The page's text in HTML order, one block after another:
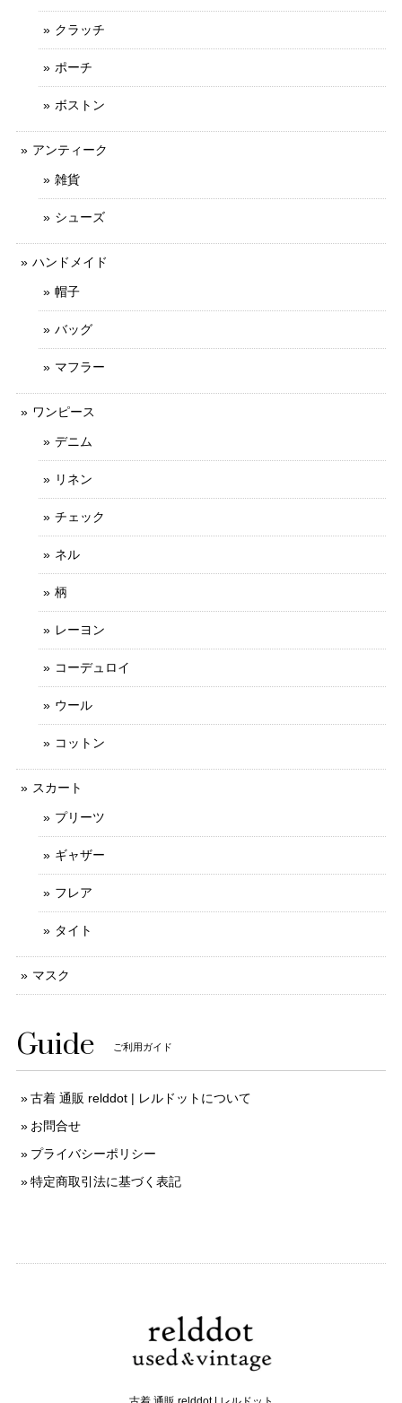
クラッチ
ポーチ
ボストン
アンティーク
雑貨
シューズ
ハンドメイド
帽子
バッグ
マフラー
ワンピース
デニム
リネン
チェック
ネル
柄
レーヨン
コーデュロイ
ウール
コットン
スカート
プリーツ
ギャザー
フレア
タイト
マスク
Guide ご利用ガイド
古着 通販 relddot | レルドットについて
お問合せ
プライバシーポリシー
特定商取引法に基づく表記